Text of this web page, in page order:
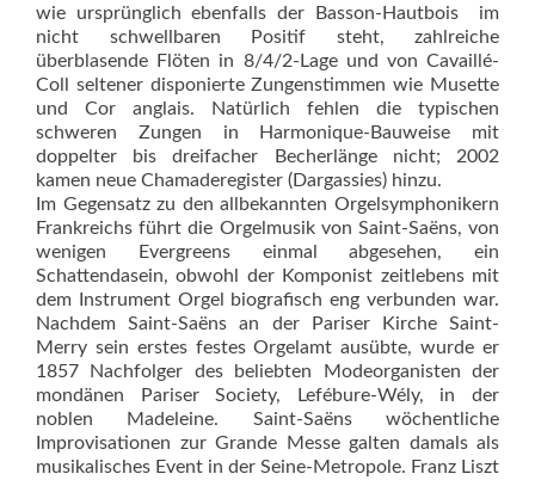
wie ursprünglich ebenfalls der Basson-Hautbois  im
nicht schwellbaren Positif steht, zahlreiche
überblasende Flöten in 8/4/2-Lage und von Cavaillé-
Coll seltener disponierte Zungenstimmen wie Musette
und Cor anglais. Natürlich fehlen die typischen
schweren Zungen in Harmonique-Bauweise mit
doppelter bis dreifacher Becherlänge nicht; 2002
kamen neue Chamaderegister (Dargassies) hinzu.
Im Gegensatz zu den allbekannten Orgelsymphonikern
Frankreichs führt die Orgelmusik von Saint-Saëns, von
wenigen Evergreens einmal abgesehen, ein
Schattendasein, obwohl der Komponist zeitlebens mit
dem Instrument Orgel biografisch eng verbunden war.
Nachdem Saint-Saëns an der Pariser Kirche Saint-
Merry sein erstes festes Orgelamt ausübte, wurde er
1857 Nachfolger des beliebten Modeorganis­ten der
mondänen Pariser Society, Lefébure-Wély, in der
noblen Ma­deleine. Saint-Saëns wöchentliche
Improvisationen zur Grande Messe galten damals als
musikalisches Event in der Seine-Metropole. Franz Liszt